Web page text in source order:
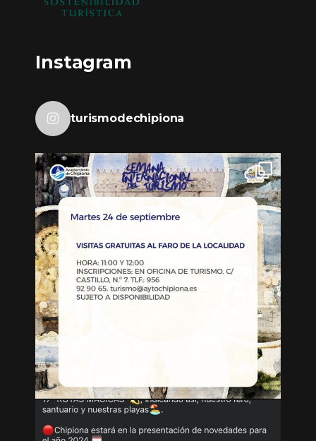
Instagram
turismodechipiona